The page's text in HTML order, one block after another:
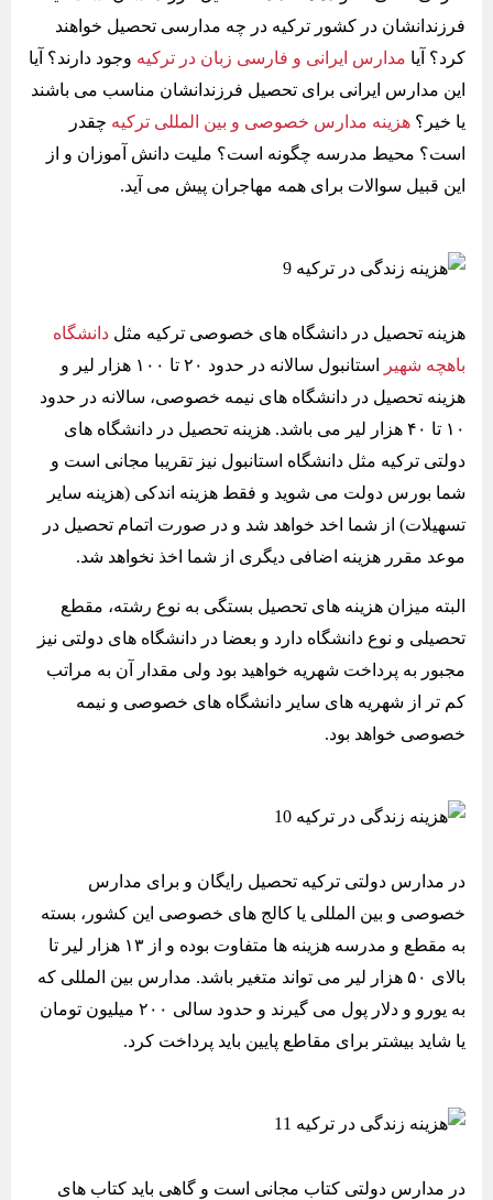
فرزندانشان در کشور ترکیه در چه مدارسی تحصیل خواهند
کرد؟ آیا مدارس ایرانی و فارسی زبان در ترکیه وجود دارند؟ آیا
این مدارس ایرانی برای تحصیل فرزندانشان مناسب می باشند
یا خیر؟ هزینه مدارس خصوصی و بین المللی ترکیه چقدر
است؟ محیط مدرسه چگونه است؟ ملیت دانش آموزان و از
این قبیل سوالات برای همه مهاجران پیش می آید.
هزینه تحصیل در دانشگاه‌ های خصوصی ترکیه مثل دانشگاه
باهچه شهیر
استانبول سالانه در حدود ۲۰ تا ۱۰۰ هزار لیر و
هزینه تحصیل در دانشگاه‌ های نیمه خصوصی، سالانه در حدود
۱۰ تا ۴۰ هزار لیر می ‌باشد. هزینه تحصیل در دانشگاه های
دولتی ترکیه مثل دانشگاه استانبول نیز تقریبا مجانی است و
شما بورس دولت می شوید و فقط هزینه اندکی (هزینه سایر
تسهیلات) از شما اخد خواهد شد و در صورت اتمام تحصیل در
موعد مقرر هزینه اضافی دیگری از شما اخذ نخواهد شد.
البته میزان هزینه ‌های تحصیل بستگی به نوع رشته، مقطع
تحصیلی و نوع دانشگاه دارد و بعضا در دانشگاه های دولتی نیز
مجبور به پرداخت شهریه خواهید بود ولی مقدار آن به مراتب
کم تر از شهریه های سایر دانشگاه های خصوصی و نیمه
خصوصی خواهد بود.
در مدارس دولتی ترکیه تحصیل رایگان و برای مدارس
خصوصی و بین المللی یا کالج های خصوصی این کشور، بسته
به مقطع و مدرسه هزینه ها متفاوت بوده و از ۱۳ هزار لیر تا
بالای ۵۰ هزار لیر می تواند متغیر باشد. مدارس بین المللی که
به یورو و دلار پول می گیرند و حدود سالی ۲۰۰ میلیون تومان
یا شاید بیشتر برای مقاطع پایین باید پرداخت کرد.
در مدارس دولتی کتاب مجانی است و گاهی باید کتاب های